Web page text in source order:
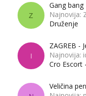
Z
Gang bang
Najnovija:
Druženje
I
ZAGREB -
Najnovija:
Cro Escort
Veličina